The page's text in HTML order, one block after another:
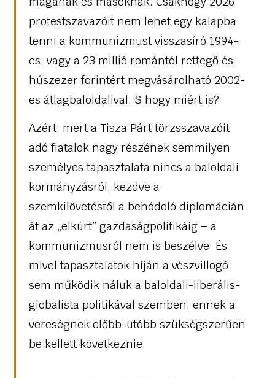
protestszavazóit nem lehet egy kalapba
tenni a kommunizmust visszasíró 1994-
es, vagy a 23 millió romántól rettegő és
húszezer forintért megvásárolható 2002-
es átlagbaloldalival. S hogy miért is?
Azért, mert a Tisza Párt törzsszavazóit
adó fiatalok nagy részének semmilyen
személyes tapasztalata nincs a baloldali
kormányzásról, kezdve a
szemkilövetéstől a behódoló diplomácián
át az „elkúrt” gazdaságpolitikáig – a
kommunizmusról nem is beszélve. És
mivel tapasztalatok híján a vészvillogó
sem működik náluk a baloldali-liberális-
globalista politikával szemben, ennek a
vereségnek előbb-utóbb szükségszerűen
be kellett következnie.